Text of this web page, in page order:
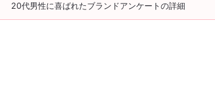
20代男性に喜ばれたブランドアンケートの詳細